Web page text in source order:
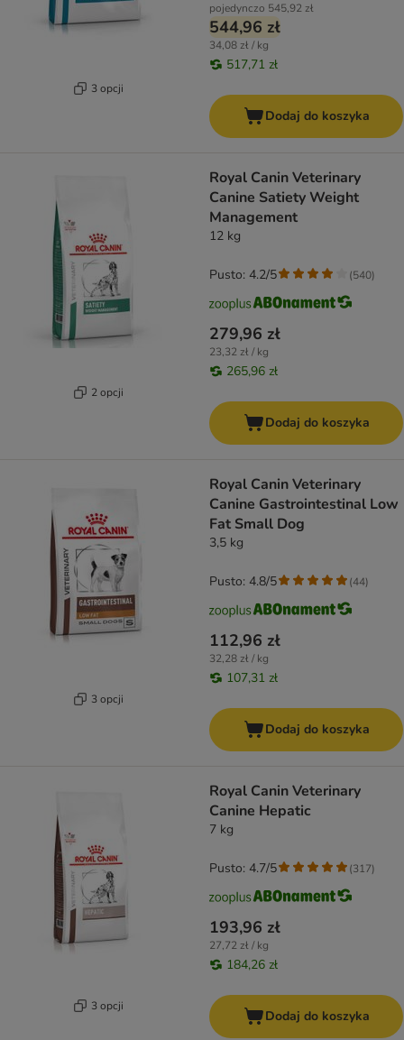
3 opcji
pojedynczo 545,92 zł
544,96 zł
34,08 zł / kg
517,71 zł
Dodaj do koszyka
2 opcji
Royal Canin Veterinary
Canine Satiety Weight
Management
12 kg
279,96 zł
23,32 zł / kg
265,96 zł
Pusto: 4.2/5 (540)
Dodaj do koszyka
3 opcji
Royal Canin Veterinary
Canine Gastrointestinal Low
Fat Small Dog
3,5 kg
112,96 zł
32,28 zł / kg
107,31 zł
Pusto: 4.8/5 (44)
Dodaj do koszyka
3 opcji
Royal Canin Veterinary
Canine Hepatic
7 kg
193,96 zł
27,72 zł / kg
184,26 zł
Pusto: 4.7/5 (317)
Dodaj do koszyka